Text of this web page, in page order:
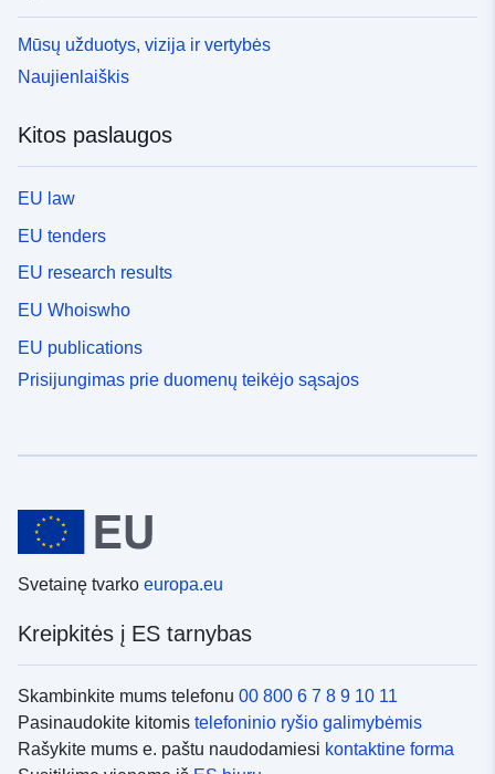
Mūsų užduotys, vizija ir vertybės
Naujienlaiškis
Kitos paslaugos
EU law
EU tenders
EU research results
EU Whoiswho
EU publications
Prisijungimas prie duomenų teikėjo sąsajos
Svetainę tvarko europa.eu
Kreipkitės į ES tarnybas
Skambinkite mums telefonu 00 800 6 7 8 9 10 11
Pasinaudokite kitomis telefoninio ryšio galimybėmis
Rašykite mums e. paštu naudodamiesi kontaktine forma